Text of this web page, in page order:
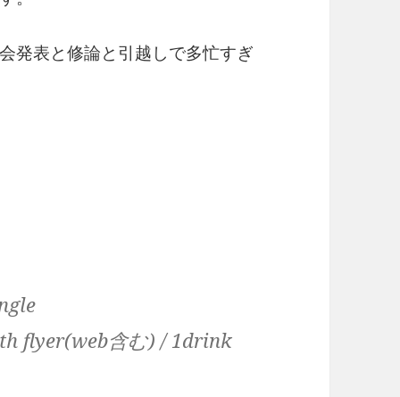
発表と修論と引越しで多忙すぎ
flyer(web含む) / 1drink